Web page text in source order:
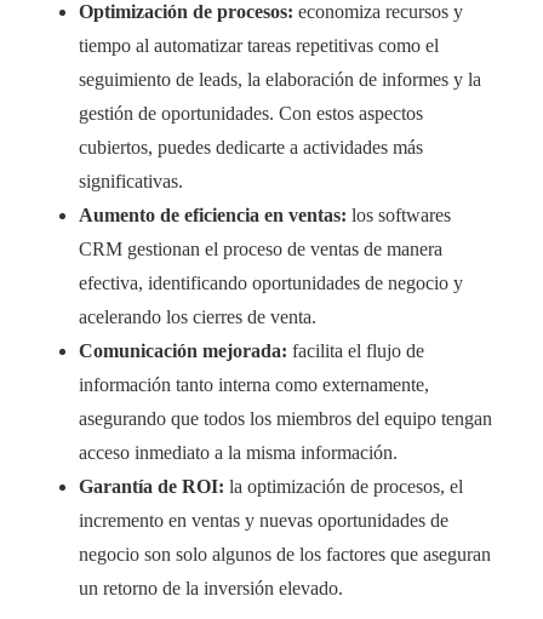
Optimización de procesos: economiza recursos y
tiempo al automatizar tareas repetitivas como el
seguimiento de leads, la elaboración de informes y la
gestión de oportunidades. Con estos aspectos
cubiertos, puedes dedicarte a actividades más
significativas.
Aumento de eficiencia en ventas: los softwares
CRM gestionan el proceso de ventas de manera
efectiva, identificando oportunidades de negocio y
acelerando los cierres de venta.
Comunicación mejorada: facilita el flujo de
información tanto interna como externamente,
asegurando que todos los miembros del equipo tengan
acceso inmediato a la misma información.
Garantía de ROI: la optimización de procesos, el
incremento en ventas y nuevas oportunidades de
negocio son solo algunos de los factores que aseguran
un retorno de la inversión elevado.